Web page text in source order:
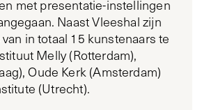
met presentatie-instellingen
Naast Vleeshal zijn
in totaal 15 kunstenaars te
Melly (Rotterdam),
Oude Kerk (Amsterdam)
(Utrecht).